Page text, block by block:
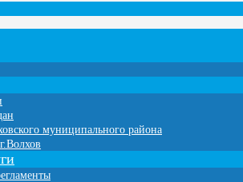
муниципального района